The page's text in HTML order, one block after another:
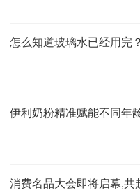
怎么知道玻璃水已经用完
伊利奶粉精准赋能不同年
消费名品大会即将启幕,共